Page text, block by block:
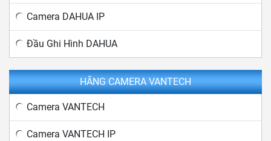
Camera DAHUA IP
Đầu Ghi Hình DAHUA
HÃNG CAMERA VANTECH
Camera VANTECH
Camera VANTECH IP